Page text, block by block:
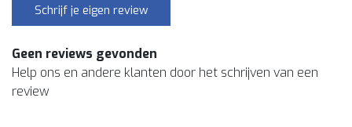
Schrijf je eigen review
Geen reviews gevonden
Help ons en andere klanten door het schrijven van een
review